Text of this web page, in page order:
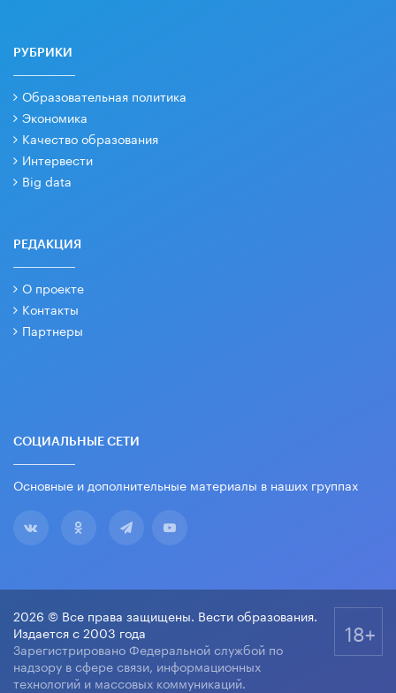
РУБРИКИ
Образовательная политика
Экономика
Качество образования
Интервести
Big data
РЕДАКЦИЯ
О проекте
Контакты
Партнеры
СОЦИАЛЬНЫЕ СЕТИ
Основные и дополнительные материалы в наших группах
2026 © Все права защищены. Вести образования.
Издается с 2003 года
Зарегистрировано Федеральной службой по
надзору в сфере связи, информационных
технологий и массовых коммуникаций.
18+